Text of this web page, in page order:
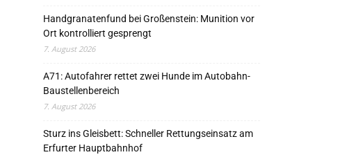
Handgranatenfund bei Großenstein: Munition vor
Ort kontrolliert gesprengt
7. August 2026
A71: Autofahrer rettet zwei Hunde im Autobahn-
Baustellenbereich
7. August 2026
Sturz ins Gleisbett: Schneller Rettungseinsatz am
Erfurter Hauptbahnhof